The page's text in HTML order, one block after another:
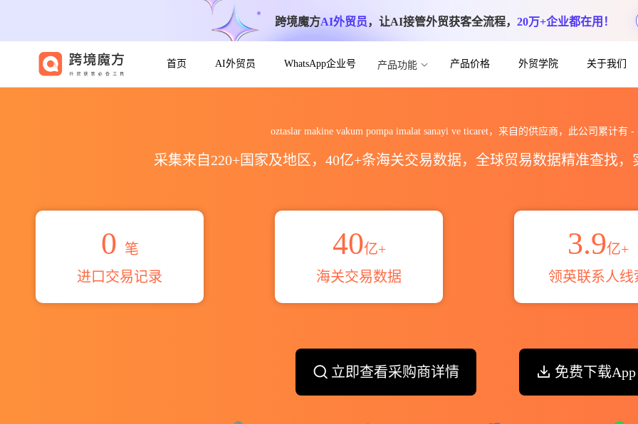
跨境魔方AI外贸员，让AI接管外贸获客全流程， 20万+企业都在用！
首页 AI外贸员 WhatsApp企业号 产品功能 产品价格 外贸学院 关于我们
oztaslar makine vakum pompa imalat sanayi ve ticaret，来自的供应商，此公司累计有 -
采集来自220+国家及地区，40亿+条海关交易数据，全球贸易数据精准查找
0 笔
进口交易记录
40亿+
海关交易数据
3.9亿+
领英联系人线
立即查看采购商详情 免费下载App